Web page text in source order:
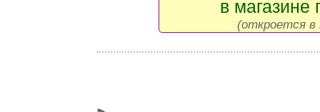
в магазине
(откроется в